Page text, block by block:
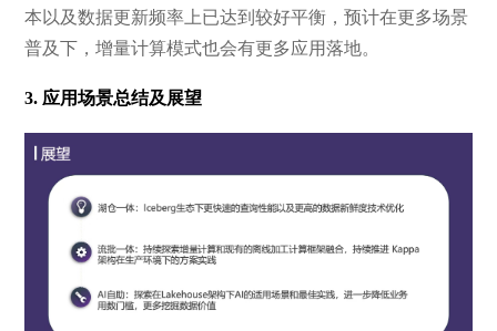
本以及数据更新频率上已达到较好平衡，预计在更多场景
普及下，增量计算模式也会有更多应用落地。
3. 应用场景总结及展望